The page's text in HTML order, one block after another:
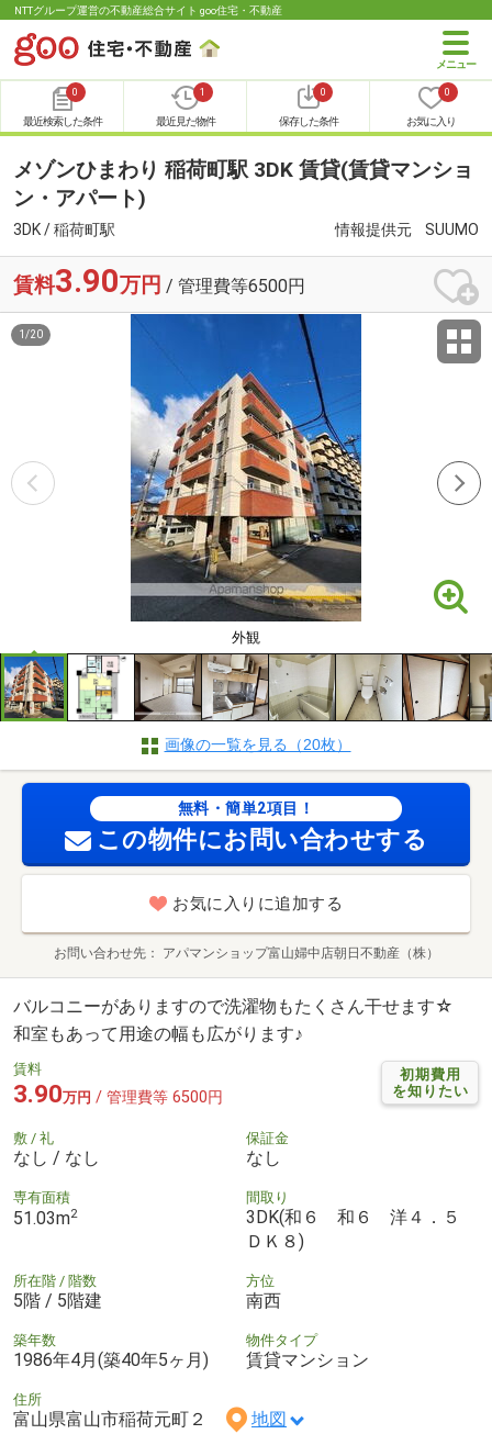
NTTグループ運営の不動産総合サイト goo住宅・不動産
0
最近検索した条件
1
最近見た物件
0
保存した条件
0
お気に入り
メゾンひまわり 稲荷町駅 3DK 賃貸(賃貸マンショ
ン・アパート)
3DK / 稲荷町駅 情報提供元 SUUMO
賃料3.90万円 / 管理費等6500円
外観
1 /20
画像の一覧を見る（20枚）
無料・簡単2項目！
この物件にお問い合わせする
お気に入りに追加する
お問い合わせ先 アパマンショップ富山婦中店朝日不動産（株）
バルコニーがありますので洗濯物もたくさん干せます☆
和室もあって用途の幅も広がります♪
初期費用
を知りたい
賃料
3.90万円 / 管理費等 6500円
敷 / 礼
なし / なし
保証金
なし
専有面積
51.03m2
間取り
3DK(和６ 和６ 洋４．５
ＤＫ８)
所在階 / 階数
5階 / 5階建
方位
南西
築年数
1986年4月(築40年5ヶ月)
物件タイプ
賃貸マンション
住所
富山県富山市稲荷元町２ 地図